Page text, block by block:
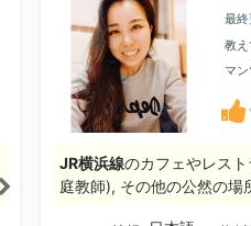
最終
教
マ
JR横浜線のカフェやレス
庭教師), その他の公然の場